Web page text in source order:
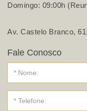
Domingo: 09:00h
Av. Castelo Branco,
Fale Conosco